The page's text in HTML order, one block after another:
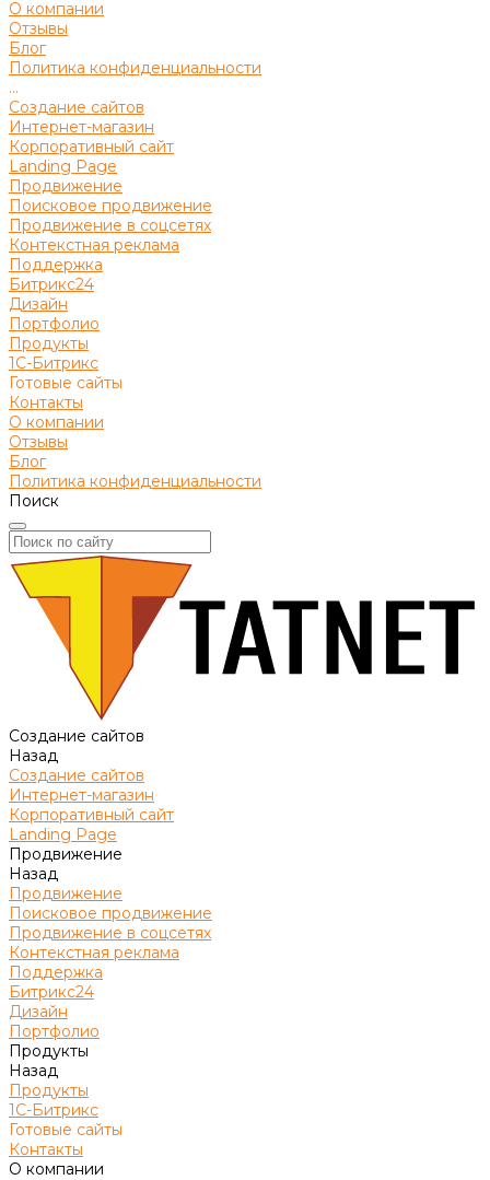
О компании
Отзывы
Блог
Политика конфиденциальности
...
Создание сайтов
Интернет-магазин
Корпоративный сайт
Landing Page
Продвижение
Поисковое продвижение
Продвижение в соцсетях
Контекстная реклама
Поддержка
Битрикс24
Дизайн
Портфолио
Продукты
1С-Битрикс
Готовые сайты
Контакты
О компании
Отзывы
Блог
Политика конфиденциальности
Поиск
Создание сайтов
Назад
Создание сайтов
Интернет-магазин
Корпоративный сайт
Landing Page
Продвижение
Назад
Продвижение
Поисковое продвижение
Продвижение в соцсетях
Контекстная реклама
Поддержка
Битрикс24
Дизайн
Портфолио
Продукты
Назад
Продукты
1С-Битрикс
Готовые сайты
Контакты
О компании